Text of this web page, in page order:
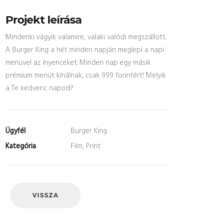
Projekt leírása
Mindenki vágyik valamire, valaki valódi megszállott.
A Burger King a hét minden napján meglepi a napi
menüvel az ínyenceket. Minden nap egy másik
prémium menüt kínálnak, csak 999 forintért! Melyik
a Te kedvenc napod?
Ügyfél
Burger King
Kategória
Film, Print
VISSZA